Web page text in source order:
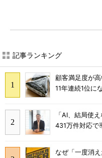
記事ランキング
顧客満足度が
11年連続1位に
「AI、結局使
431万件対応で
なぜ「一度消